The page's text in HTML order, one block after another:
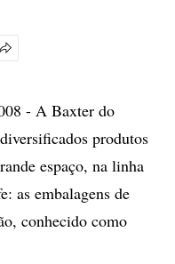
- A Baxter do
produtos
espaço, na linha
as embalagens de
conhecido como